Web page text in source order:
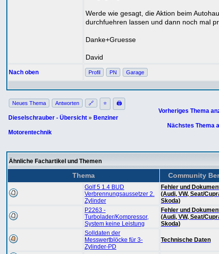
Werde wie gesagt, die Aktion beim
durchfuehren lassen und dann noch mal
Danke+Gruesse
David
Nach oben Profil PN Garage
Neues Thema Antworten 🔗 ⭐ 🖨
Dieselschrauber - Übersicht » Benziner
Motorentechnik
Vorheriges Thema
Nächstes Thema
Ähnliche Fachartikel und Themen
Thema Community
Golf 5 1.4 BUD
Verbrennungsaussetzer 2.
Zylinder
Fehler und
(Audi, VW, Seat/
Skoda)
P2263 -
Turbolader/Kompressor,
System keine Leistung
Fehler und
(Audi, VW, Seat/
Skoda)
Solldaten der
Messwertblöcke für 3-
Zylinder-PD
Technische Daten